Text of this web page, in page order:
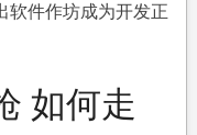
软件作坊成为开发正
如何走